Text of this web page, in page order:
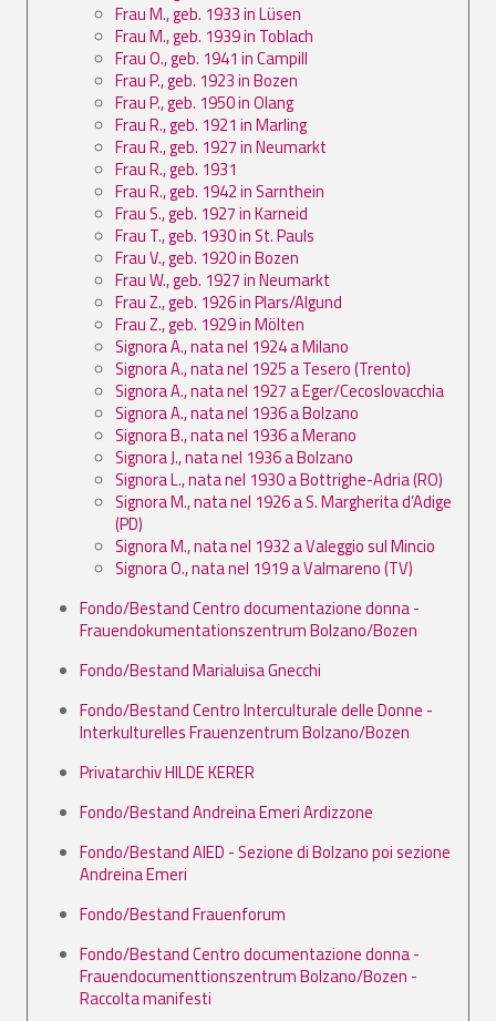
Frau M., geb. 1933 in Lüsen
Frau M., geb. 1939 in Toblach
Frau O., geb. 1941 in Campill
Frau P., geb. 1923 in Bozen
Frau P., geb. 1950 in Olang
Frau R., geb. 1921 in Marling
Frau R., geb. 1927 in Neumarkt
Frau R., geb. 1931
Frau R., geb. 1942 in Sarnthein
Frau S., geb. 1927 in Karneid
Frau T., geb. 1930 in St. Pauls
Frau V., geb. 1920 in Bozen
Frau W., geb. 1927 in Neumarkt
Frau Z., geb. 1926 in Plars/Algund
Frau Z., geb. 1929 in Mölten
Signora A., nata nel 1924 a Milano
Signora A., nata nel 1925 a Tesero (Trento)
Signora A., nata nel 1927 a Eger/Cecoslovacchia
Signora A., nata nel 1936 a Bolzano
Signora B., nata nel 1936 a Merano
Signora J., nata nel 1936 a Bolzano
Signora L., nata nel 1930 a Bottrighe-Adria (RO)
Signora M., nata nel 1926 a S. Margherita d’Adige
(PD)
Signora M., nata nel 1932 a Valeggio sul Mincio
Signora O., nata nel 1919 a Valmareno (TV)
Fondo/Bestand Centro documentazione donna -
Frauendokumentationszentrum Bolzano/Bozen
Fondo/Bestand Marialuisa Gnecchi
Fondo/Bestand Centro Interculturale delle Donne -
Interkulturelles Frauenzentrum Bolzano/Bozen
Privatarchiv HILDE KERER
Fondo/Bestand Andreina Emeri Ardizzone
Fondo/Bestand AIED - Sezione di Bolzano poi sezione
Andreina Emeri
Fondo/Bestand Frauenforum
Fondo/Bestand Centro documentazione donna -
Frauendocumenttionszentrum Bolzano/Bozen -
Raccolta manifesti